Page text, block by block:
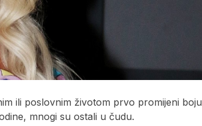
ili poslovnim životom prvo promijeni boju
mnogi su ostali u čudu.